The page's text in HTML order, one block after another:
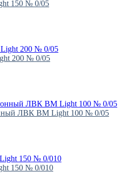
150 № 0/05
200 № 0/05
ЛВК ВМ Light 100 № 0/05
150 № 0/010